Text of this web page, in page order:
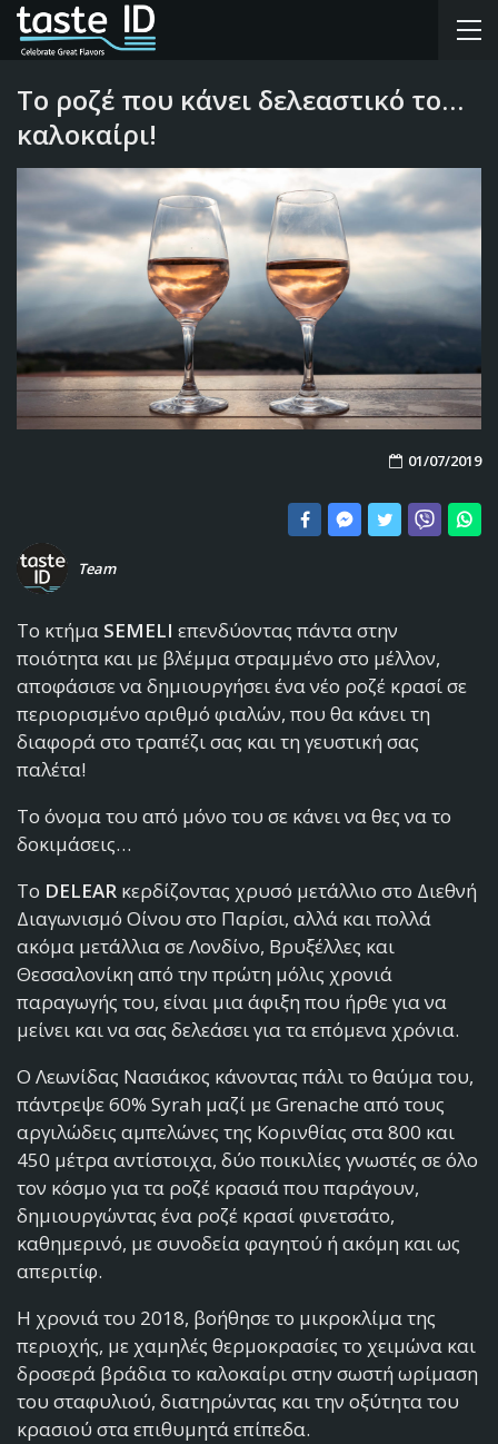
To ροζέ που κάνει δελεαστικό το…
καλοκαίρι!
01/07/2019
Team
To κτήμα SEMELI επενδύοντας πάντα στην
ποιότητα και με βλέμμα στραμμένο στο μέλλον,
αποφάσισε να δημιουργήσει ένα νέο ροζέ κρασί σε
περιορισμένο αριθμό φιαλών, που θα κάνει τη
διαφορά στο τραπέζι σας και τη γευστική σας
παλέτα!
Το όνομα του από μόνο του σε κάνει να θες να το
δοκιμάσεις…
Το DELEAR κερδίζοντας χρυσό μετάλλιο στο Διεθνή
Διαγωνισμό Οίνου στο Παρίσι, αλλά και πολλά
ακόμα μετάλλια σε Λονδίνο, Βρυξέλλες και
Θεσσαλονίκη από την πρώτη μόλις χρονιά
παραγωγής του, είναι μια άφιξη που ήρθε για να
μείνει και να σας δελεάσει για τα επόμενα χρόνια.
Ο Λεωνίδας Νασιάκος κάνοντας πάλι το θαύμα του,
πάντρεψε 60% Syrah μαζί με Grenache από τους
αργιλώδεις αμπελώνες της Κορινθίας στα 800 και
450 μέτρα αντίστοιχα, δύο ποικιλίες γνωστές σε όλο
τον κόσμο για τα ροζέ κρασιά που παράγουν,
δημιουργώντας ένα ροζέ κρασί φινετσάτο,
καθημερινό, με συνοδεία φαγητού ή ακόμη και ως
απεριτίφ.
Η χρονιά του 2018, βοήθησε το μικροκλίμα της
περιοχής, με χαμηλές θερμοκρασίες το χειμώνα και
δροσερά βράδια το καλοκαίρι στην σωστή ωρίμαση
του σταφυλιού, διατηρώντας και την οξύτητα του
κρασιού στα επιθυμητά επίπεδα.